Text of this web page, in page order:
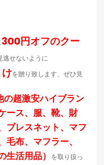
300円オフのクー
逃せないように
を贈り致します、ぜひ見
の超激安ハイブラン
ース、服、靴、財
ブレスネット、マフ
布、マフラー、
活用品）
を取り扱っ